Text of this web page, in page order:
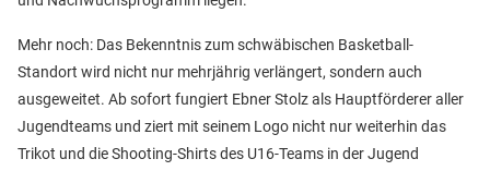
Mehr noch: Das Bekenntnis zum schwäbischen Basketball-
Standort wird nicht nur mehrjährig verlängert, sondern auch
ausgeweitet. Ab sofort fungiert Ebner Stolz als Hauptförderer aller
Jugendteams und ziert mit seinem Logo nicht nur weiterhin das
Trikot und die Shooting-Shirts des U16-Teams in der Jugend